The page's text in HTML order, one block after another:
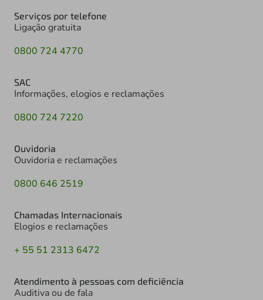
Serviços por telefone
Ligação gratuita
0800 724 4770
SAC
Informações, elogios e reclamações
0800 724 7220
Ouvidoria
Ouvidoria e reclamações
0800 646 2519
Chamadas Internacionais
Elogios e reclamações
+ 55 51 2313 6472
Atendimento à pessoas com deficiência
Auditiva ou de fala